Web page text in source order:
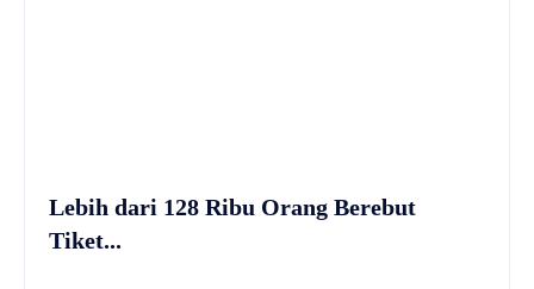
Lebih dari 128 Ribu Orang Berebut
Tiket...